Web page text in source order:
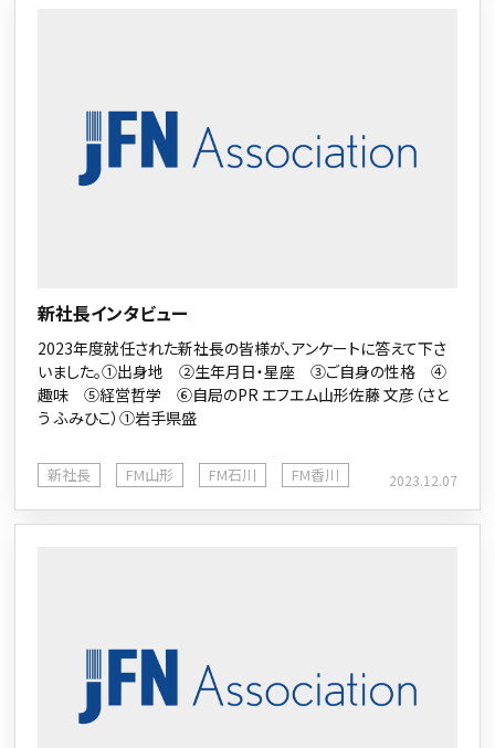
新社長インタビュー
2023年度就任された新社長の皆様が、アンケートに答えて下さ
いました。①出身地 ②生年月日・星座 ③ご自身の性格 ④
趣味 ⑤経営哲学 ⑥自局のPR エフエム山形佐藤 文彦（さと
う ふみひこ）①岩手県盛
新社長 FM山形 FM石川 FM香川 2023.12.07